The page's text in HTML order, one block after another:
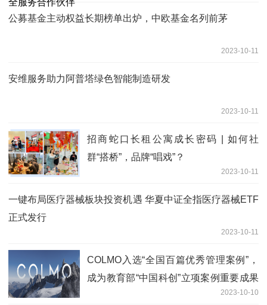
公募基金主动权益长期榜单出炉，中欧基金名列前茅
2023-10-11
安维服务助力阿普塔绿色智能制造研发
2023-10-11
招商蛇口长租公寓成长密码 | 如何社
群“搭桥”，品牌“唱戏”？
2023-10-11
一键布局医疗器械板块投资机遇 华夏中证全指医疗器械ETF
正式发行
2023-10-11
COLMO入选“全国百篇优秀管理案例”，
成为教育部“中国科创”立项案例重要成果
2023-10-10